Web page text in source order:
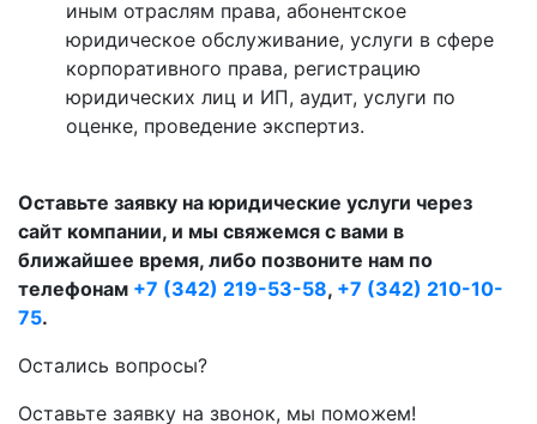
иным отраслям права, абонентское
юридическое обслуживание, услуги в сфере
корпоративного права, регистрацию
юридических лиц и ИП, аудит, услуги по
оценке, проведение экспертиз.
Оставьте заявку на юридические услуги через
сайт компании, и мы свяжемся с вами в
ближайшее время, либо позвоните нам по
телефонам +7 (342) 219-53-58, +7 (342) 210-10-
75.
Остались вопросы?
Оставьте заявку на звонок, мы поможем!